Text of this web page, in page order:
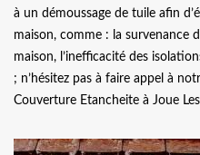
à un démoussage de tuile afin
maison, comme : la survenance
maison, l’inefficacité des
; n’hésitez pas à faire appel à
Couverture Etancheite à Joue